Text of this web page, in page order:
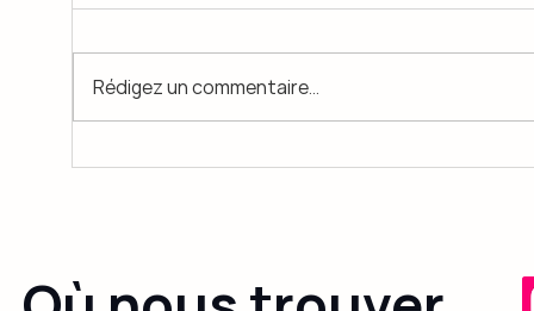
Rédigez un commentaire...